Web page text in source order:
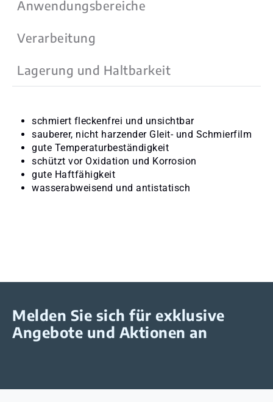
Anwendungsbereiche
Verarbeitung
Lagerung und Haltbarkeit
schmiert fleckenfrei und unsichtbar
sauberer, nicht harzender Gleit- und Schmierfilm
gute Temperaturbeständigkeit
schützt vor Oxidation und Korrosion
gute Haftfähigkeit
wasserabweisend und antistatisch
Melden Sie sich für exklusive
Angebote und Aktionen an